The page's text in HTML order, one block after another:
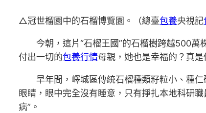
△冠世榴園中的石榴博覽園。（總臺包養央視記
今朝，這片“石榴王國”的石榴樹跨越500
付出一切的包養行情母親，她也是幸福的？真
早年間，嶧城區傳統石榴種類籽粒小、種
眼睛，眼中完全沒有睡意，只有掙扎本地科研
病”。